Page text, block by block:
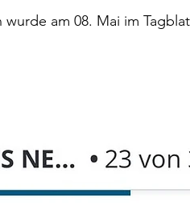
am 08. Mai im